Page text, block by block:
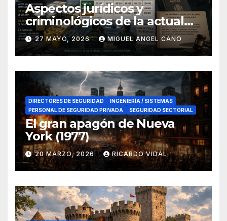
Aspectos jurídicos y
criminológicos de la actual
lucha contra el narcotráfico
en el sur de España
27 MAYO, 2026 MIGUEL ANGEL CANO
DIRECTORES DE SEGURIDAD
INGENIERÍA / SISTEMAS
PERSONAL DE SEGURIDAD PRIVADA
SEGURIDAD SECTORIAL
El gran apagón de Nueva
York (1977)
20 MARZO, 2026 RICARDO VIDAL